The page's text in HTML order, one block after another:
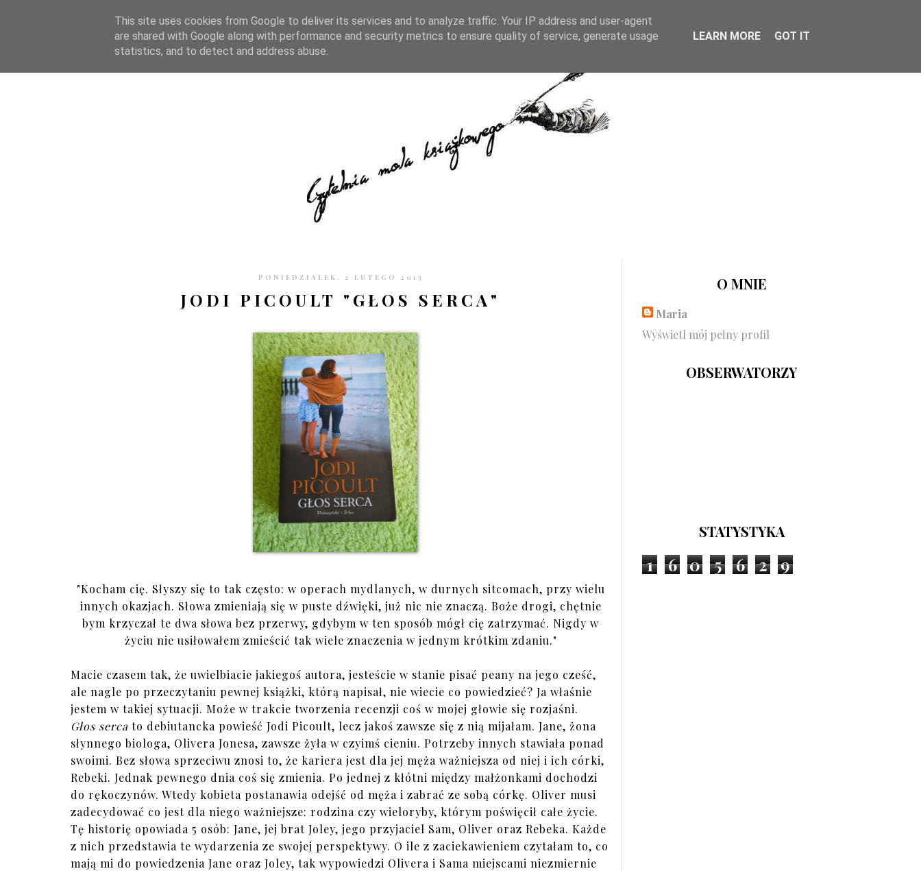
STRONA GŁÓWNA WSPÓŁPRACA RECENZJE O STRONIE KONTAKT CZYTELNIA PO GODZINACH
PONIEDZIAŁEK, 2 LUTEGO 2015
JODI PICOULT "GŁOS SERCA"
"Kocham cię. Słyszy się to tak często: w operach mydlanych, w durnych sitcomach, przy wielu
innych okazjach. Słowa zmieniają się w puste dźwięki, już nic nie znaczą. Boże drogi, chętnie
bym krzyczał te dwa słowa bez przerwy, gdybym w ten sposób mógł cię zatrzymać. Nigdy w
życiu nie usiłowałem zmieścić tak wiele znaczenia w jednym krótkim zdaniu."
Macie czasem tak, że uwielbiacie jakiegoś autora, jesteście w stanie pisać peany na jego cześć,
ale nagle po przeczytaniu pewnej książki, którą napisał, nie wiecie co powiedzieć? Ja właśnie
jestem w takiej sytuacji. Może w trakcie tworzenia recenzji coś w mojej głowie się rozjaśni.
Głos serca to debiutancka powieść Jodi Picoult, lecz jakoś zawsze się z nią mijałam. Jane, żona
słynnego biologa, Olivera Jonesa, zawsze żyła w czyimś cieniu. Potrzeby innych stawiała ponad
swoimi. Bez słowa sprzeciwu znosi to, że kariera jest dla jej męża ważniejsza od niej i ich córki,
Rebeki. Jednak pewnego dnia coś się zmienia. Po jednej z kłótni między małżonkami dochodzi
do rękoczynów. Wtedy kobieta postanawia odejść od męża i zabrać ze sobą córkę. Oliver musi
zadecydować co jest dla niego ważniejsze: rodzina czy wieloryby, którym poświęcił całe życie.
Tę historię opowiada 5 osób: Jane, jej brat Joley, jego przyjaciel Sam, Oliver oraz Rebeka. Każde
z nich przedstawia te wydarzenia ze swojej perspektywy. O ile z zaciekawieniem czytałam to, co
mają mi do powiedzenia Jane oraz Joley, tak wypowiedzi Olivera i Sama miejscami niezmiernie
O MNIE
Maria
Wyświetl mój pełny profil
OBSERWATORZY
STATYSTYKA
1 6 0 5 6 2 9
This site uses cookies from Google to deliver its services and to analyze traffic. Your IP address and user-agent
are shared with Google along with performance and security metrics to ensure quality of service, generate usage
statistics, and to detect and address abuse.
LEARN MORE GOT IT